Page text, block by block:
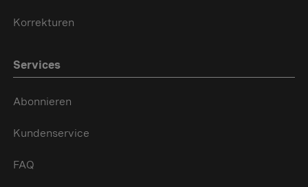
Korrekturen
Services
Abonnieren
Kundenservice
FAQ